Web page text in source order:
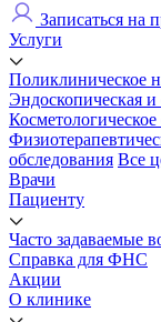
Записаться на
Услуги
Поликлиническое
Эндоскопическая
обследования Все
Врачи
Пациенту
Часто задаваемые
Справка для ФНС
Акции
О клинике